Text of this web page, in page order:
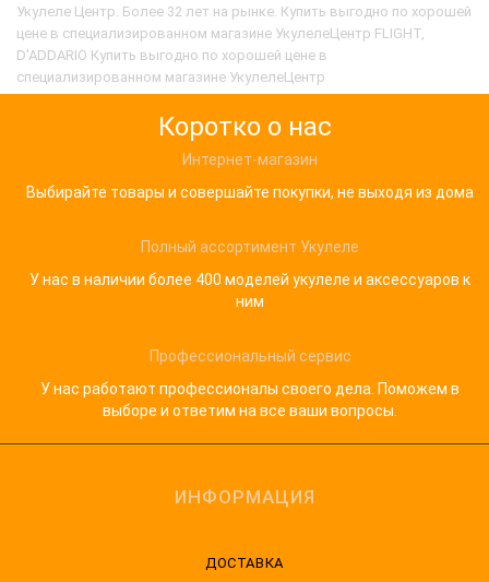
Укулеле Центр. Более 32 лет на рынке. Купить выгодно по хорошей
цене в специализированном магазине УкулелеЦентр FLIGHT,
D'ADDARIO Купить выгодно по хорошей цене в
специализированном магазине УкулелеЦентр
Коротко о нас
Интернет-магазин
Выбирайте товары и совершайте покупки, не выходя из дома
Полный ассортимент Укулеле
У нас в наличии более 400 моделей укулеле и аксессуаров к
ним
Профессиональный сервис
У нас работают профессионалы своего дела. Поможем в
выборе и ответим на все ваши вопросы.
ИНФОРМАЦИЯ
ДОСТАВКА